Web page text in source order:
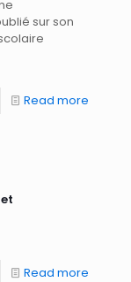
sur son
Read more
Read more